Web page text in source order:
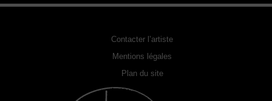
LA PRESSE EN PARLE
Contacter l’artiste
Mentions légales
Plan du site